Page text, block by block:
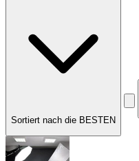
Sortiert nach die BESTEN